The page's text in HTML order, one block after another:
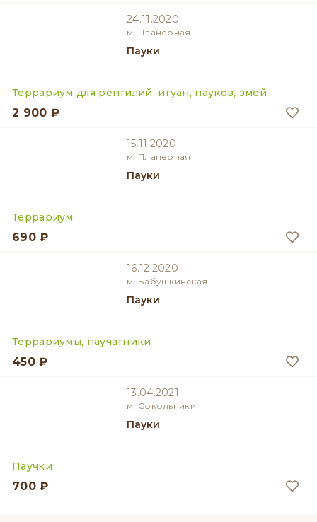
24.11.2020
м. Планерная
Пауки
Террариум для рептилий, игуан, пауков, змей
2 900 ₽
15.11.2020
м. Планерная
Пауки
Террариум
690 ₽
16.12.2020
м. Бабушкинская
Пауки
Террариумы, паучатники
450 ₽
13.04.2021
м. Сокольники
Пауки
Паучки
700 ₽